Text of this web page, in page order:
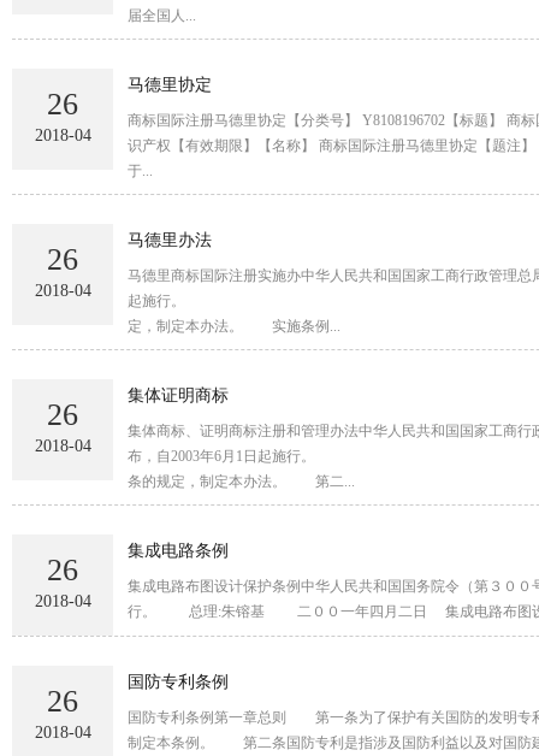
届全国人...
26
2018-04
马德里协定
商标国际注册马德里协定【分类号】 Y8108196702【标题】 商
识产权【有效期限】【名称】 商标国际注册马德里协定【题注
于...
26
2018-04
马德里办法
马德里商标国际注册实施办中华人民共和国国家工商行政管理
起施行。 局长 王众孚二〇〇三年四月十七日 第一条 根据《中华人民共和国商标法实施条例》（以下
定，制定本办法。 实施条例...
26
2018-04
集体证明商标
集体商标、证明商标注册和管理办法中华人民共和国国家工商
布，自2003年6月1日起施行。 局长 王众孚二〇〇三年四月十七日 第一条 根据
条的规定，制定本办法。 第二...
26
2018-04
集成电路条例
集成电路布图设计保护条例中华人民共和国国务院令（第３０
行。 总理:朱镕基 二００一年四月二日 集成电路
26
2018-04
国防专利条例
国防专利条例第一章总则 第一条为了保护有关国防的发明专
制定本条例。 第二条国防专利是指涉及国防利益以及对国防